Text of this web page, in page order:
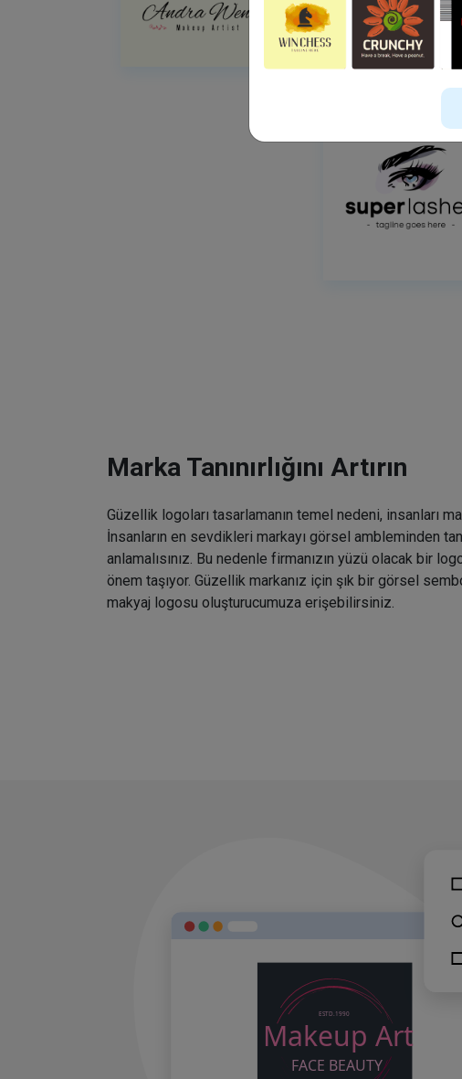
Marka Tanınırlığını Artırın
Güzellik logoları tasarlamanın temel nedeni, insanları
İnsanların en sevdikleri markayı görsel ambleminden
anlamalısınız. Bu nedenle firmanızın yüzü olacak bir
önem taşıyor. Güzellik markanız için şık bir görsel
makyaj logosu oluşturucumuza erişebilirsiniz.